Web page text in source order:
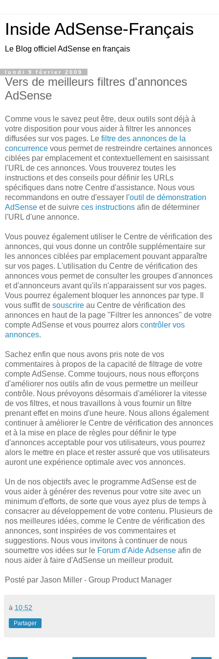
Inside AdSense-Français
Le Blog officiel AdSense en français
lundi 9 février 2009
Vers de meilleurs filtres d'annonces
AdSense
Comme vous le savez peut être, deux outils sont déjà à
votre disposition pour vous aider à filtrer les annonces
diffusées sur vos pages. Le filtre des annonces de la
concurrence vous permet de restreindre certaines annonces
ciblées par emplacement et contextuellement en saisissant
l'URL de ces annonces. Vous trouverez toutes les
instructions et des conseils pour définir les URLs
spécifiques dans notre Centre d'assistance. Nous vous
recommandons en outre d'essayer l'outil de démonstration
AdSense et de suivre ces instructions afin de déterminer
l'URL d'une annonce.
Vous pouvez également utiliser le Centre de vérification des
annonces, qui vous donne un contrôle supplémentaire sur
les annonces ciblées par emplacement pouvant apparaître
sur vos pages. L'utilisation du Centre de vérification des
annonces vous permet de consulter les groupes d'annonces
et d'annonceurs avant qu'ils n'apparaissent sur vos pages.
Vous pourrez également bloquer les annonces par type. Il
vous suffit de souscrire au Centre de vérification des
annonces en haut de la page "Filtrer les annonces" de votre
compte AdSense et vous pourrez alors contrôler vos
annonces.
Sachez enfin que nous avons pris note de vos
commentaires à propos de la capacité de filtrage de votre
compte AdSense. Comme toujours, nous nous efforçons
d'améliorer nos outils afin de vous permettre un meilleur
contrôle. Nous prévoyons désormais d'améliorer la vitesse
de vos filtres, et nous travaillons à vous fournir un filtre
prenant effet en moins d'une heure. Nous allons également
continuer à améliorer le Centre de vérification des annonces
et à la mise en place de règles pour définir le type
d'annonces acceptable pour vos utilisateurs, vous pourrez
alors le mettre en place et rester assuré que vos utilisateurs
auront une expérience optimale avec vos annonces.
Un de nos objectifs avec le programme AdSense est de
vous aider à générer des revenus pour votre site avec un
minimum d'efforts, de sorte que vous ayez plus de temps à
consacrer au développement de votre contenu. Plusieurs de
nos meilleures idées, comme le Centre de vérification des
annonces, sont inspirées de vos commentaires et
suggestions. Nous vous invitons à continuer de nous
soumettre vos idées sur le Forum d'Aide Adsense afin de
nous aider à faire d'AdSense un meilleur produit.
Posté par Jason Miller - Group Product Manager
à 10:52
Partager